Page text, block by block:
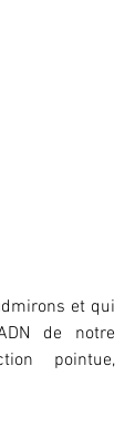
et qui
de notre
pointue,